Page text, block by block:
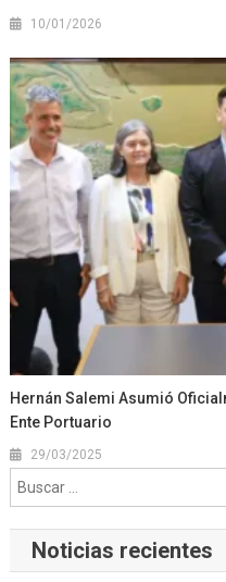
10/01/2026
Hernán Salemi Asumió
Ente Portuario
29/03/2025
Noticias recientes